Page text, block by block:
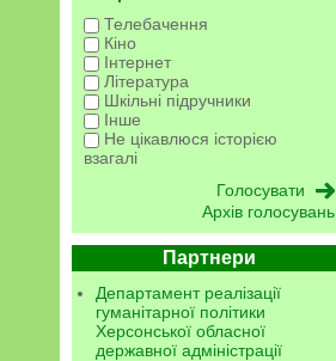
Телебачення
Кіно
Інтернет
Література
Шкільні підручники
Інше
Не цікавлюся історією
взагалі
Архів голосувань
Партнери
Департамент реалізації
гуманітарної політики
Херсонської обласної
державної адміністрації